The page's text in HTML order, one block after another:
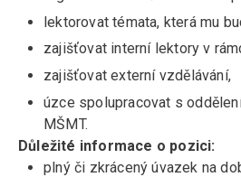
lektorovat témata, která mu
zajišťovat interní lektory v
zajišťovat externí vzdělávání,
úzce spolupracovat s
MŠMT.
Důležité informace o pozici:
plný či zkrácený úvazek na